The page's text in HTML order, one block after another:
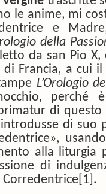
le anime, mi
e
della
da san Pio X,
di Francia, a cui
L’Orologio
perché
di
di suo
alla liturgia
di
[1] .